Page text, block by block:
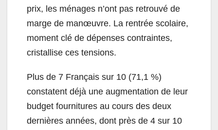
prix, les ménages n’ont pas retrouvé de
marge de manœuvre. La rentrée scolaire,
moment clé de dépenses contraintes,
cristallise ces tensions.
Plus de 7 Français sur 10 (71,1 %)
constatent déjà une augmentation de leur
budget fournitures au cours des deux
dernières années, dont près de 4 sur 10